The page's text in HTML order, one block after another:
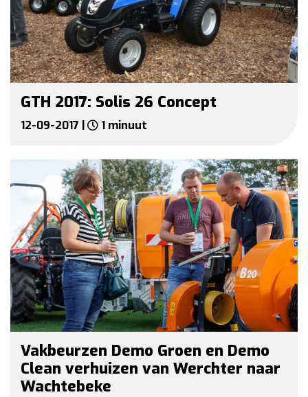
GTH 2017: Solis 26 Concept
12-09-2017 | 1 minuut
Vakbeurzen Demo Groen en Demo
Clean verhuizen van Werchter naar
Wachtebeke